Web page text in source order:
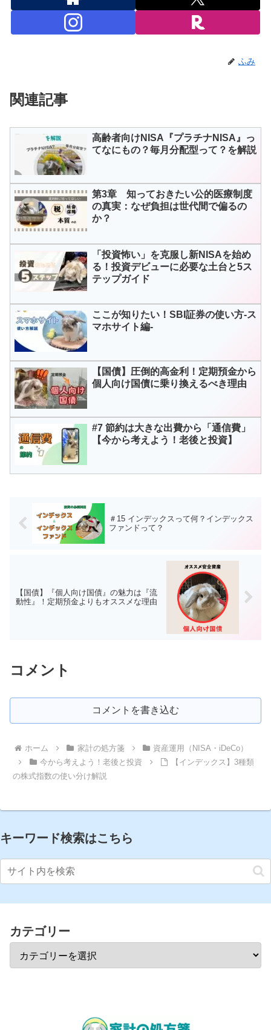
ふみ
関連記事
高齢者向けNISA『プラチナNISA』っ
てなにもの？毎月分配型って？を解説
第3章 知っておきたい公的医療制度
の真実：なぜ負担は世代間で偏るの
か？
「投資怖い」を克服し新NISAを始め
る！投資デビューに必要な土台と5ス
テップガイド
ここが知りたい！SBI証券の使い方-ス
マホサイト編-
【国債】圧倒的高金利！定期預金から
個人向け国債に乗り換えるべき理由
#7 節約は大きな出費から「通信費」
【今から考えよう！老後と投資】
＃15 インデックスって何？インデックス
ファンドって？
【国債】『個人向け国債』の魅力は『流
動性』！定期預金よりもオススメな理由
コメント
コメントを書き込む
ホーム 家計の処方箋
資産運用（NISA・iDeCo）
今から考えよう！老後と投資
【インデックス】3種類
の株式指数の使い分け解説
キーワード検索はこちら
カテゴリー